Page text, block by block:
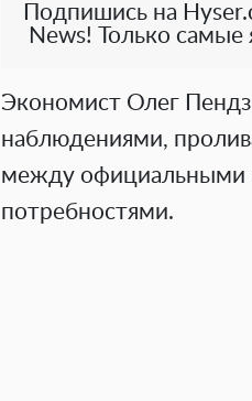
Подпишись на
News! Только самые
Экономист Олег
наблюдениями,
между официальными
потребностями.